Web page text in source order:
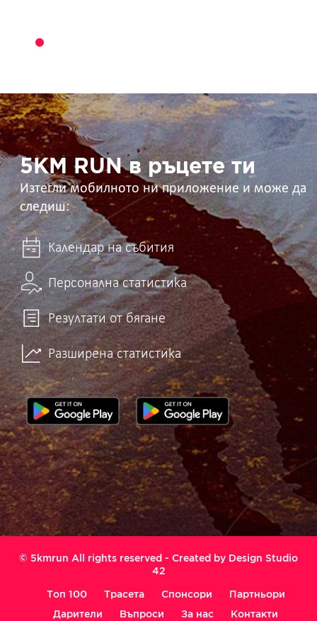
5KM
RUN
в
ръцете
ти 5KM RUN в ръцете ти
Изтегли мобилното ни приложение и може да
следиш:
Календар на събития
Персонална статистика
Резултати от бягане
Разширена статистика
© 5kmrun All rights reserved - Created by Design Studio
42
Топ 100 Трасета Спонсори
Партньори
Дарители
Въпроси За нас Контакти